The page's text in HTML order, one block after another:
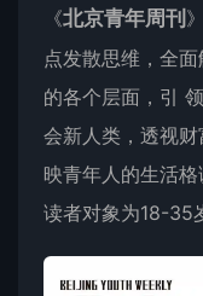
《北京青年周刊
点发散思维，全
的各个层面，引
会新人类，透视
映青年人的生活格
读者对象为18-35